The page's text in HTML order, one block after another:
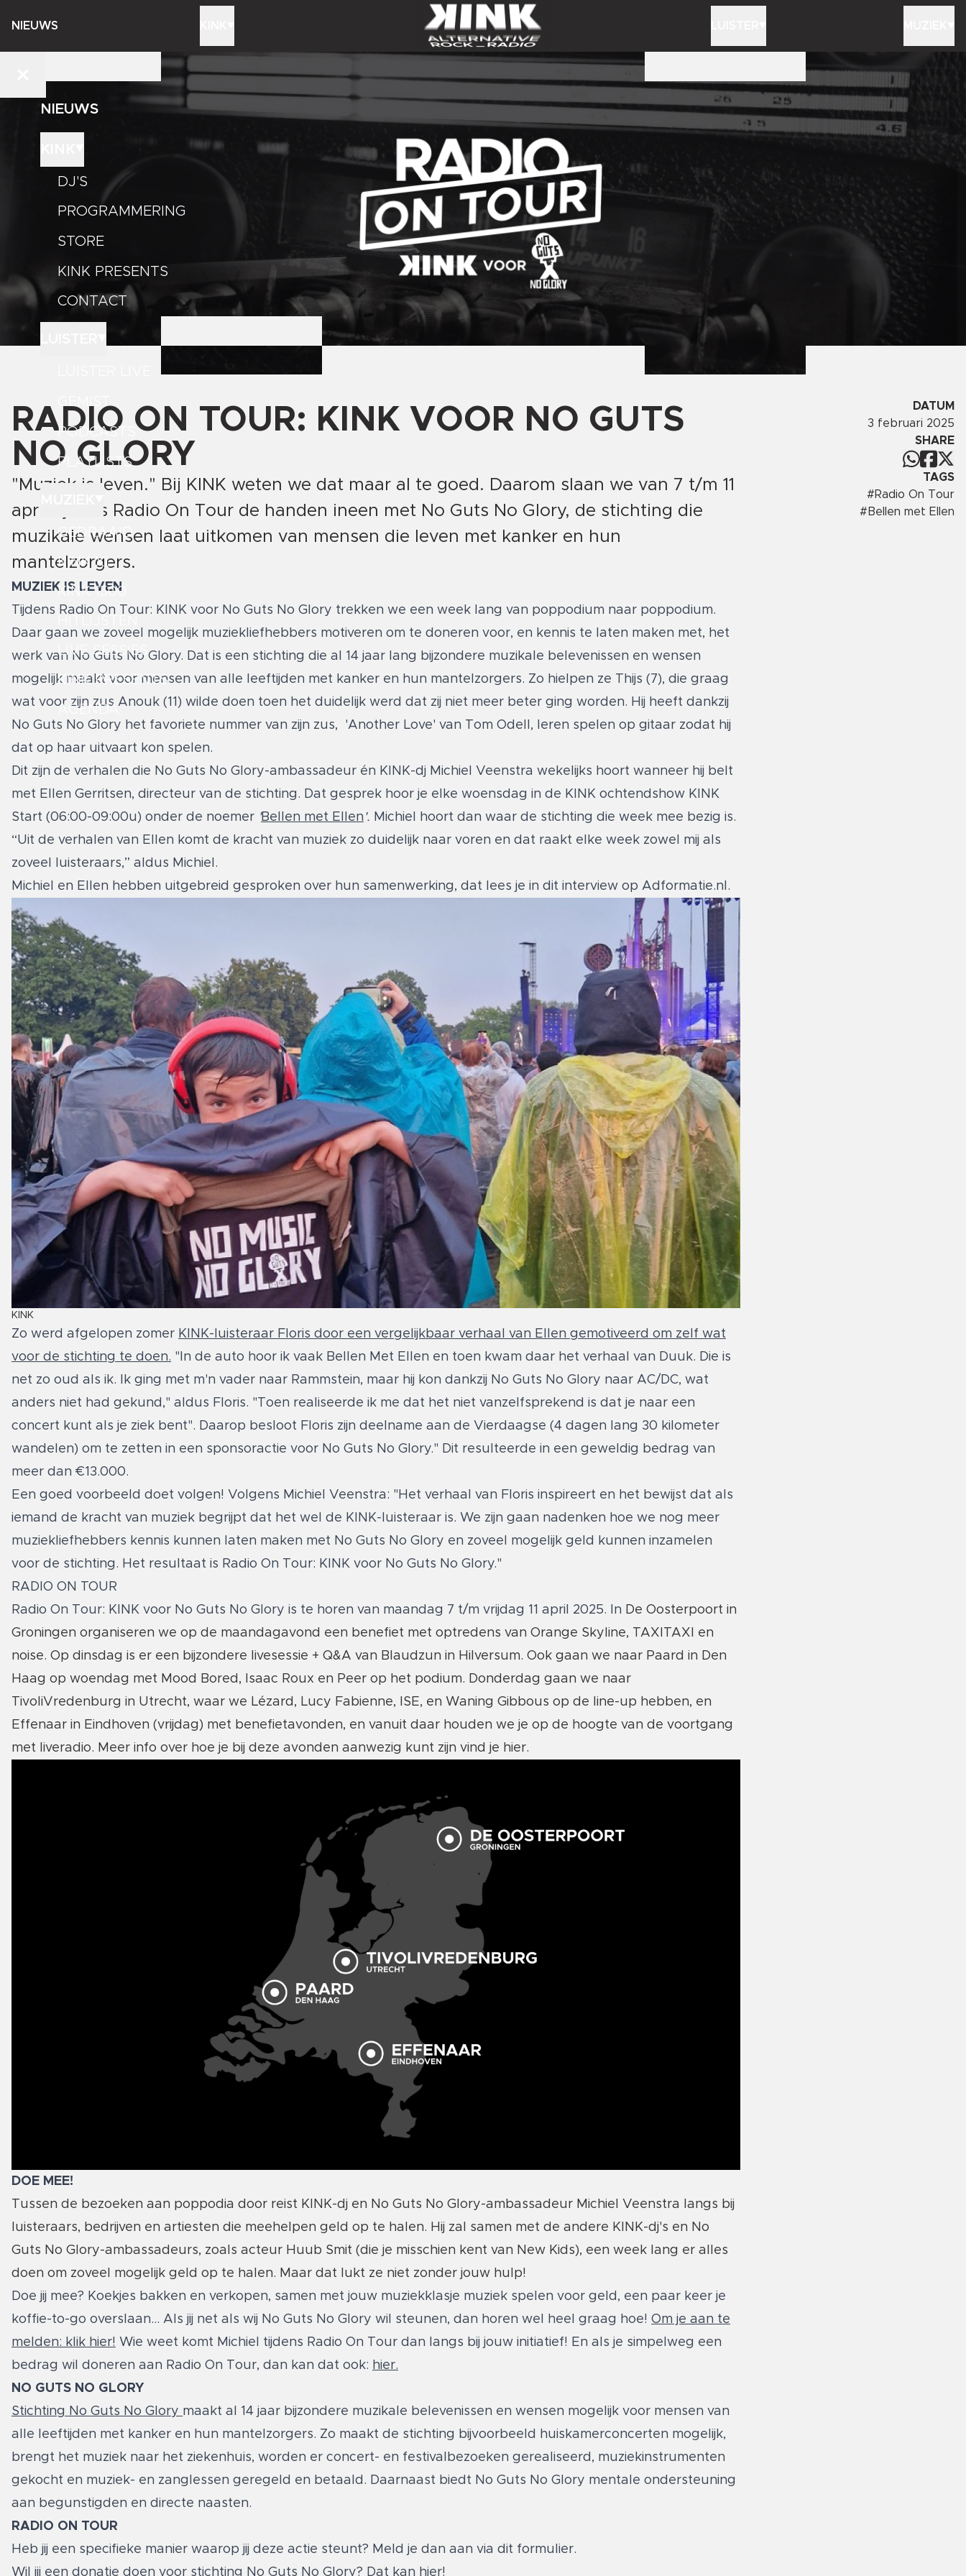
NIEUWS
NIEUWS
DJ'S
PROGRAMMERING
STORE
KINK PRESENTS
CONTACT
PODCASTS
PLAYLISTS
GEDRAAID
KINK XL
KINK 1500
LIVE SESSIES
KINK PRESENTS
AGENDA
RADIO ON TOUR: KINK VOOR NO GUTS
NO GLORY
"Muziek is leven." Bij KINK weten we dat maar al te goed. Daarom slaan we van 7 t/m 11
april tijdens Radio On Tour de handen ineen met No Guts No Glory, de stichting die
muzikale wensen laat uitkomen van mensen die leven met kanker en hun
mantelzorgers.
MUZIEK IS LEVEN
Tijdens Radio On Tour: KINK voor No Guts No Glory trekken we een week lang van poppodium naar poppodium.
Daar gaan we zoveel mogelijk muziekliefhebbers motiveren om te doneren voor, en kennis te laten maken met, het
werk van No Guts No Glory. Dat is een stichting die al 14 jaar lang bijzondere muzikale belevenissen en wensen
mogelijk maakt voor mensen van alle leeftijden met kanker en hun mantelzorgers. Zo hielpen ze Thijs (7), die graag
wat voor zijn zus Anouk (11) wilde doen toen het duidelijk werd dat zij niet meer beter ging worden. Hij heeft dankzij
No Guts No Glory het favoriete nummer van zijn zus, 'Another Love' van Tom Odell, leren spelen op gitaar zodat hij
dat op haar uitvaart kon spelen.
Dit zijn de verhalen die No Guts No Glory-ambassadeur én KINK-dj Michiel Veenstra wekelijks hoort wanneer hij belt
met Ellen Gerritsen, directeur van de stichting. Dat gesprek hoor je elke woensdag in de KINK ochtendshow KINK
Start (06:00-09:00u) onder de noemer 'Bellen met Ellen '. Michiel hoort dan waar de stichting die week mee bezig is.
“Uit de verhalen van Ellen komt de kracht van muziek zo duidelijk naar voren en dat raakt elke week zowel mij als
zoveel luisteraars,” aldus Michiel.
Michiel en Ellen hebben uitgebreid gesproken over hun samenwerking, dat lees je in dit interview op Adformatie.nl .
KINK
Zo werd afgelopen zomer KINK-luisteraar Floris door een vergelijkbaar verhaal van Ellen gemotiveerd om zelf wat
voor de stichting te doen. "In de auto hoor ik vaak Bellen Met Ellen en toen kwam daar het verhaal van Duuk. Die is
net zo oud als ik. Ik ging met m'n vader naar Rammstein, maar hij kon dankzij No Guts No Glory naar AC/DC, wat
anders niet had gekund," aldus Floris. "Toen realiseerde ik me dat het niet vanzelfsprekend is dat je naar een
concert kunt als je ziek bent". Daarop besloot Floris zijn deelname aan de Vierdaagse (4 dagen lang 30 kilometer
wandelen) om te zetten in een sponsoractie voor No Guts No Glory." Dit resulteerde in een geweldig bedrag van
meer dan €13.000.
Een goed voorbeeld doet volgen! Volgens Michiel Veenstra: "Het verhaal van Floris inspireert en het bewijst dat als
iemand de kracht van muziek begrijpt dat het wel de KINK-luisteraar is. We zijn gaan nadenken hoe we nog meer
muziekliefhebbers kennis kunnen laten maken met No Guts No Glory en zoveel mogelijk geld kunnen inzamelen
voor de stichting. Het resultaat is Radio On Tour: KINK voor No Guts No Glory."
RADIO ON TOUR
Radio On Tour: KINK voor No Guts No Glory is te horen van maandag 7 t/m vrijdag 11 april 2025. In De Oosterpoort in
Groningen organiseren we op de maandagavond een benefiet met optredens van Orange Skyline, TAXITAXI en
noise. Op dinsdag is er een bijzondere livesessie + Q&A van Blaudzun in Hilversum. Ook gaan we naar Paard in Den
Haag op woendag met Mood Bored, Isaac Roux en Peer op het podium. Donderdag gaan we naar
TivoliVredenburg in Utrecht, waar we Lézard, Lucy Fabienne, ISE, en Waning Gibbous op de line-up hebben, en
Effenaar in Eindhoven (vrijdag) met benefietavonden, en vanuit daar houden we je op de hoogte van de voortgang
met liveradio. Meer info over hoe je bij deze avonden aanwezig kunt zijn vind je hier.
DOE MEE!
Tussen de bezoeken aan poppodia door reist KINK-dj en No Guts No Glory-ambassadeur Michiel Veenstra langs bij
luisteraars, bedrijven en artiesten die meehelpen geld op te halen. Hij zal samen met de andere KINK-dj's en No
Guts No Glory-ambassadeurs, zoals acteur Huub Smit (die je misschien kent van New Kids), een week lang er alles
doen om zoveel mogelijk geld op te halen. Maar dat lukt ze niet zonder jouw hulp!
Doe jij mee? Koekjes bakken en verkopen, samen met jouw muziekklasje muziek spelen voor geld, een paar keer je
koffie-to-go overslaan... Als jij net als wij No Guts No Glory wil steunen, dan horen wel heel graag hoe! Om je aan te
melden: klik hier! Wie weet komt Michiel tijdens Radio On Tour dan langs bij jouw initiatief! En als je simpelweg een
bedrag wil doneren aan Radio On Tour, dan kan dat ook: hier.
NO GUTS NO GLORY
Stichting No Guts No Glory maakt al 14 jaar bijzondere muzikale belevenissen en wensen mogelijk voor mensen van
alle leeftijden met kanker en hun mantelzorgers. Zo maakt de stichting bijvoorbeeld huiskamerconcerten mogelijk,
brengt het muziek naar het ziekenhuis, worden er concert- en festivalbezoeken gerealiseerd, muziekinstrumenten
gekocht en muziek- en zanglessen geregeld en betaald. Daarnaast biedt No Guts No Glory mentale ondersteuning
aan begunstigden en directe naasten.
RADIO ON TOUR
Heb jij een specifieke manier waarop jij deze actie steunt? Meld je dan aan via dit formulier.
Wil jij een donatie doen voor stichting No Guts No Glory? Dat kan hier!
DATUM
3 februari 2025
SHARE
TAGS
#Radio On Tour
# Bellen met Ellen